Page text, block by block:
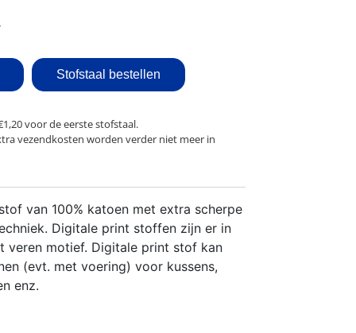
Stofstaal bestellen
voor de eerste stofstaal.
vezendkosten worden verder niet meer in
van 100% katoen met extra scherpe
Digitale print stoffen zijn er in
veren motief. Digitale print stof kan
(evt. met voering) voor kussens,
enz.